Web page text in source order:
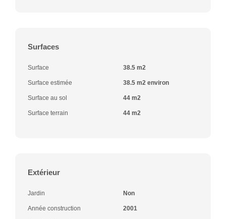
Surfaces
Surface 38.5 m2
Surface estimée 38.5 m2 environ
Surface au sol 44 m2
Surface terrain 44 m2
Extérieur
Jardin Non
Année construction 2001